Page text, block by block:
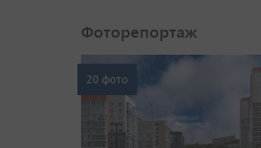
Фоторепортаж
20 фото